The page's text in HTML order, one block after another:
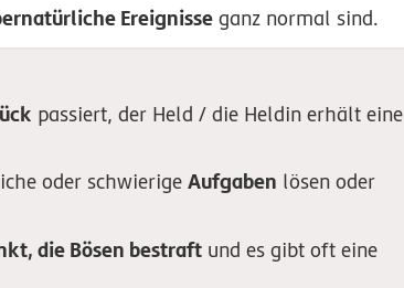
Ereignisse ganz normal sind.
passiert, der Held / die Heldin erhält eine
oder schwierige Aufgaben lösen oder
die Bösen bestraftund es gibt oft eine